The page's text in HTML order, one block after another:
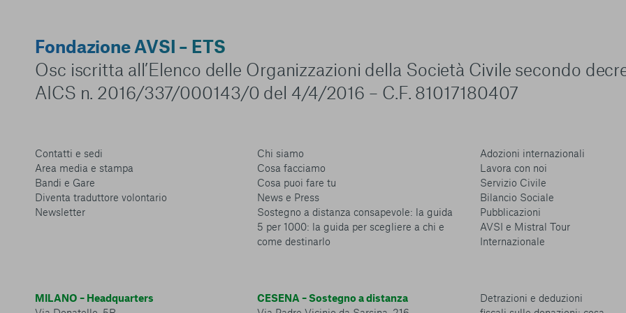
Fondazione AVSI – ETS
Osc iscritta all’Elenco delle Organizzazioni della Società Civile secondo
AICS n. 2016/337/000143/0 del 4/4/2016 – C.F. 81017180407
Contatti e sedi
Area media e stampa
Bandi e Gare
Diventa traduttore volontario
Newsletter
Chi siamo
Cosa facciamo
Cosa puoi fare tu
News e Press
Sostegno a distanza consapevole: la guida
5 per 1000: la guida per scegliere a chi e
come destinarlo
Adozioni internazionali
Lavora con noi
Servizio Civile
Bilancio Sociale
Pubblicazioni
AVSI e Mistral Tour
Internazionale
MILANO – Headquarters
CESENA – Sostegno a distanza
Detrazioni e deduzioni